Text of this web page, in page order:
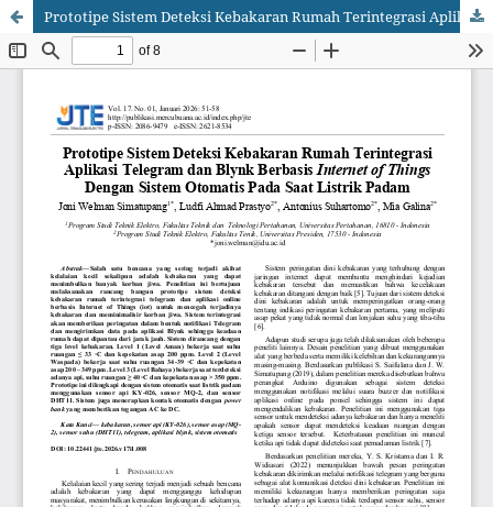
Prototipe Sistem Deteksi Kebakaran Rumah Terintegrasi Aplikasi Telegram dan Blynk Berbasis Internet of Things Dengan Sistem Otomatis Pada Saat Listrik Padam